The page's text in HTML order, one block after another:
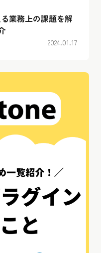
業務上の課題を解
2024.01.17